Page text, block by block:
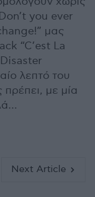
you ever
μας
“C’est La
λεπτό του
με μία
Next Article